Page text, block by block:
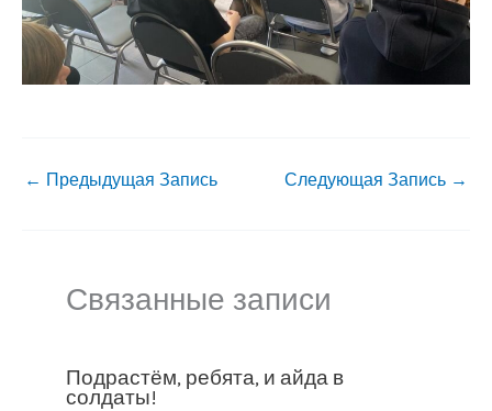
← Предыдущая Запись Следующая Запись →
Связанные записи
Подрастём, ребята, и айда в
солдаты!